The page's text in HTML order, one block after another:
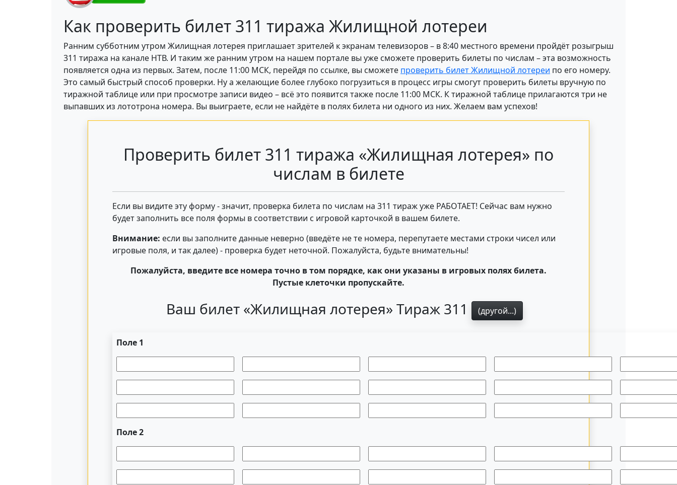
Как проверить билет 311 тиража Жилищной лотереи
Ранним субботним утром Жилищная лотерея приглашает зрителей к экранам телевизоров – в 8:40 местного времени пройдёт розыгрыш
311 тиража на канале НТВ. И таким же ранним утром на нашем портале вы уже сможете проверить билеты по числам – эта возможность
появляется одна из первых. Затем, после 11:00 МСК, перейдя по ссылке, вы сможете проверить билет Жилищной лотереи по его номеру.
Это самый быстрый способ проверки. Ну а желающие более глубоко погрузиться в процесс игры смогут проверить билеты вручную по
тиражной таблице или при просмотре записи видео – всё это появится также после 11:00 МСК. К тиражной таблице прилагаются три не
выпавших из лототрона номера. Вы выиграете, если не найдёте в полях билета ни одного из них. Желаем вам успехов!
Проверить билет 311 тиража «Жилищная лотерея» по
числам в билете
Если вы видите эту форму - значит, проверка билета по числам на 311 тираж уже РАБОТАЕТ! Сейчас вам нужно
будет заполнить все поля формы в соответствии с игровой карточкой в вашем билете.
Внимание: если вы заполните данные неверно (введёте не те номера, перепутаете местами строки чисел или
игровые поля, и так далее) - проверка будет неточной. Пожалуйста, будьте внимательны!
Пожалуйста, введите все номера точно в том порядке, как они указаны в игровых полях билета.
Пустые клеточки пропускайте.
Ваш билет «Жилищная лотерея» Тираж 311 (другой...)
Поле 1
Поле 2